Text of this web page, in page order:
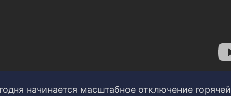
начинается масштабное отключение горячей